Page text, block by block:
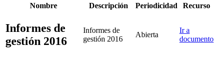
Nombre
Descripción Periodicidad Recurso
Informes de
gestión 2016
Informes de
gestión 2016
Abierta
Ir a
documento